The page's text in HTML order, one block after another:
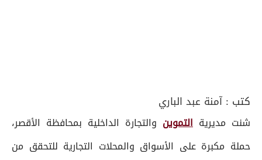
كتب : آمنة عبد الباري
شنت مديرية التموين والتجارة الداخلية بمحافظة الأقصر،
حملة مكبرة على الأسواق والمحلات التجارية للتحقق من